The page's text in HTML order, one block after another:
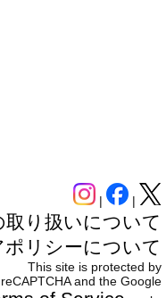
| |
取り扱いについて
リシーについて
This site is protected by
reCAPTCHA and the Google